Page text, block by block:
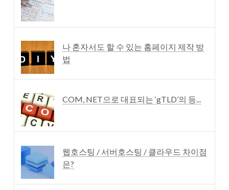
나 혼자서도 할 수 있는 홈페이지 제작 방
법
COM, NET으로 대표되는 ‘gTLD’의 등...
웹호스팅 / 서버호스팅 / 클라우드 차이점
은?